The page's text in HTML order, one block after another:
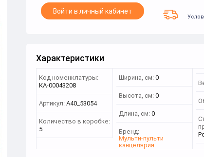
Войти в личный кабинет
Характеристики
Код номенклатуры:
КА-00043208
Артикул: А40_53054
Количество в коробке:
5
Ширина, см: 0
Высота, см: 0
Длина, см: 0
Бренд:
Мульти-пульти
канцелярия